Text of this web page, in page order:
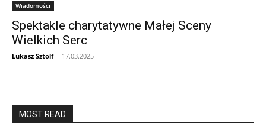
Wiadomości
Spektakle charytatywne Małej Sceny
Wielkich Serc
Łukasz Sztolf - 17.03.2025
MOST READ